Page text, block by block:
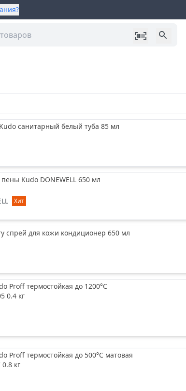
санитарный белый туба 85 мл
Kudo DONEWELL 650 мл
Хит
спрей для кожи кондиционер 650 мл
Proff термостойкая до 1200°С
0.4 кг
Proff термостойкая до 500°С матовая
кг